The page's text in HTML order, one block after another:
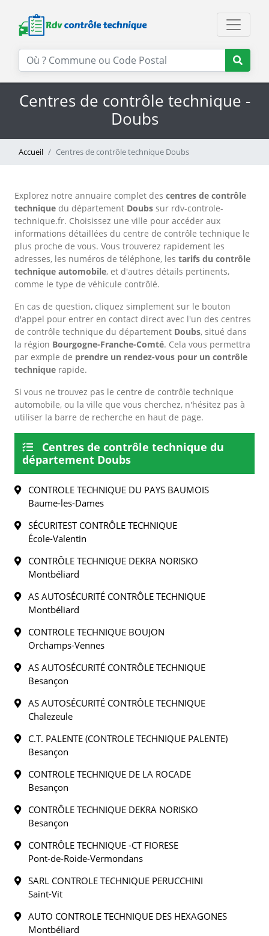
Centres de contrôle technique -
Doubs
Accueil Centres de contrôle technique Doubs
Explorez notre annuaire complet des centres de contrôle
technique du département Doubs sur rdv-controle-
technique.fr. Choisissez une ville pour accéder aux
informations détaillées du centre de contrôle technique le
plus proche de vous. Vous trouverez rapidement les
adresses, les numéros de téléphone, les tarifs du contrôle
technique automobile, et d'autres détails pertinents,
comme le type de véhicule contrôlé.
En cas de question, cliquez simplement sur le bouton
d'appel pour entrer en contact direct avec l'un des centres
de contrôle technique du département Doubs, situé dans
la région Bourgogne-Franche-Comté. Cela vous permettra
par exmple de prendre un rendez-vous pour un contrôle
technique rapide.
Si vous ne trouvez pas le centre de contrôle technique
automobile, ou la ville que vous cherchez, n'hésitez pas à
utiliser la barre de recherche en haut de page.
Centres de contrôle technique du
département Doubs
CONTROLE TECHNIQUE DU PAYS BAUMOIS
Baume-les-Dames
SÉCURITEST CONTRÔLE TECHNIQUE
École-Valentin
CONTRÔLE TECHNIQUE DEKRA NORISKO
Montbéliard
AS AUTOSÉCURITÉ CONTRÔLE TECHNIQUE
Montbéliard
CONTROLE TECHNIQUE BOUJON
Orchamps-Vennes
AS AUTOSÉCURITÉ CONTRÔLE TECHNIQUE
Besançon
AS AUTOSÉCURITÉ CONTRÔLE TECHNIQUE
Chalezeule
C.T. PALENTE (CONTROLE TECHNIQUE PALENTE)
Besançon
CONTROLE TECHNIQUE DE LA ROCADE
Besançon
CONTRÔLE TECHNIQUE DEKRA NORISKO
Besançon
CONTRÔLE TECHNIQUE -CT FIORESE
Pont-de-Roide-Vermondans
SARL CONTROLE TECHNIQUE PERUCCHINI
Saint-Vit
AUTO CONTROLE TECHNIQUE DES HEXAGONES
Montbéliard